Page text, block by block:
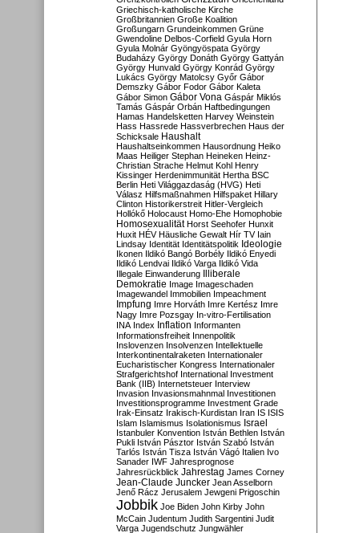
Griechisch-katholische Kirche
Großbritannien Große Koalition
Großungarn Grundeinkommen Grüne
Gwendoline Delbos-Corfield Gyula Horn
Gyula Molnár Gyöngyöspata György
Budaházy György Donáth György Gattyán
György Hunvald György Konrád György
Lukács György Matolcsy Győr Gábor
Demszky Gábor Fodor Gábor Kaleta
Gábor Simon Gábor Vona Gáspár Miklós
Tamás Gáspár Orbán Haftbedingungen
Hamas Handelsketten Harvey Weinstein
Hass Hassrede Hassverbrechen Haus der
Schicksale Haushalt
Haushaltseinkommen Hausordnung Heiko
Maas Heiliger Stephan Heineken Heinz-
Christian Strache Helmut Kohl Henry
Kissinger Herdenimmunität Hertha BSC
Berlin Heti Világgazdaság (HVG) Heti
Válasz Hilfsmaßnahmen Hilfspaket Hillary
Clinton Historikerstreit Hitler-Vergleich
Hollókő Holocaust Homo-Ehe Homophobie
Homosexualität Horst Seehofer Hunxit
Huxit HÉV Häusliche Gewalt Hír TV Iain
Lindsay Identität Identitätspolitik Ideologie
Ikonen Ildikó Bangó Borbély Ildikó Enyedi
Ildikó Lendvai Ildikó Varga Ildikó Vida
Illegale Einwanderung Illiberale
Demokratie Image Imageschaden
Imagewandel Immobilien Impeachment
Impfung Imre Horváth Imre Kertész Imre
Nagy Imre Pozsgay In-vitro-Fertilisation
INA Index Inflation Informanten
Informationsfreiheit Innenpolitik
Inslovenzen Insolvenzen Intellektuelle
Interkontinentalraketen Internationaler
Eucharistischer Kongress Internationaler
Strafgerichtshof International Investment
Bank (IIB) Internetsteuer Interview
Invasion Invasionsmahnmal Investitionen
Investitionsprogramme Investment Grade
Irak-Einsatz Irakisch-Kurdistan Iran IS ISIS
Islam Islamismus Isolationismus Israel
Istanbuler Konvention István Bethlen István
Pukli István Pásztor István Szabó István
Tarlós István Tisza István Vágó Italien Ivo
Sanader IWF Jahresprognose
Jahresrückblick Jahrestag James Corney
Jean-Claude Juncker Jean Asselborn
Jenő Rácz Jerusalem Jewgeni Prigoschin
Jobbik Joe Biden John Kirby John
McCain Judentum Judith Sargentini Judit
Varga Jugendschutz Jungwähler